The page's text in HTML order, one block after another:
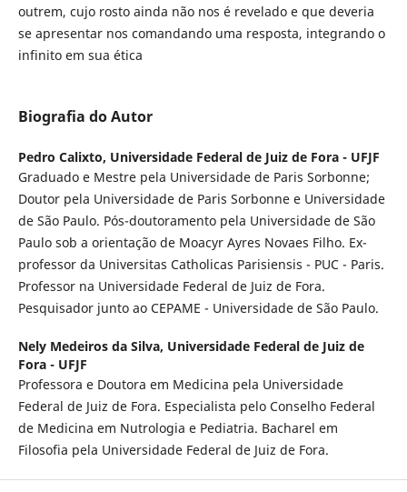
outrem, cujo rosto ainda não nos é revelado e que deveria
se apresentar nos comandando uma resposta, integrando o
infinito em sua ética
Biografia do Autor
Pedro Calixto, Universidade Federal de Juiz de Fora - UFJF
Graduado e Mestre pela Universidade de Paris Sorbonne;
Doutor pela Universidade de Paris Sorbonne e Universidade
de São Paulo. Pós-doutoramento pela Universidade de São
Paulo sob a orientação de Moacyr Ayres Novaes Filho. Ex-
professor da Universitas Catholicas Parisiensis - PUC - Paris.
Professor na Universidade Federal de Juiz de Fora.
Pesquisador junto ao CEPAME - Universidade de São Paulo.
Nely Medeiros da Silva, Universidade Federal de Juiz de
Fora - UFJF
Professora e Doutora em Medicina pela Universidade
Federal de Juiz de Fora. Especialista pelo Conselho Federal
de Medicina em Nutrologia e Pediatria. Bacharel em
Filosofia pela Universidade Federal de Juiz de Fora.